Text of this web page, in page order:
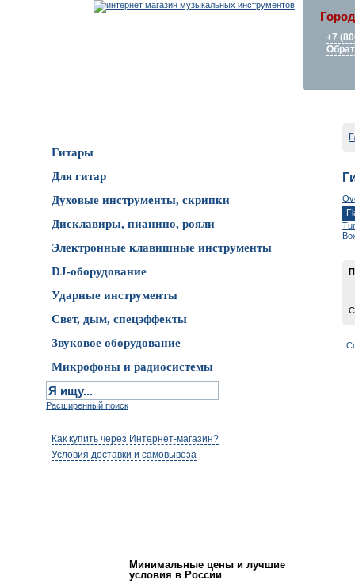
+7
Гитары
Для гитар
Духовые инструменты, скрипки
Дисклавиры, пианино, рояли
Электронные клавишные инструменты
DJ-оборудование
Ударные инструменты
Свет, дым, спецэффекты
Звуковое оборудование
Микрофоны и радиосистемы
Расширенный поиск
Как купить через Интернет-магазин?
Условия доставки и самовывоза
Минимальные цены и лучшие
условия в России